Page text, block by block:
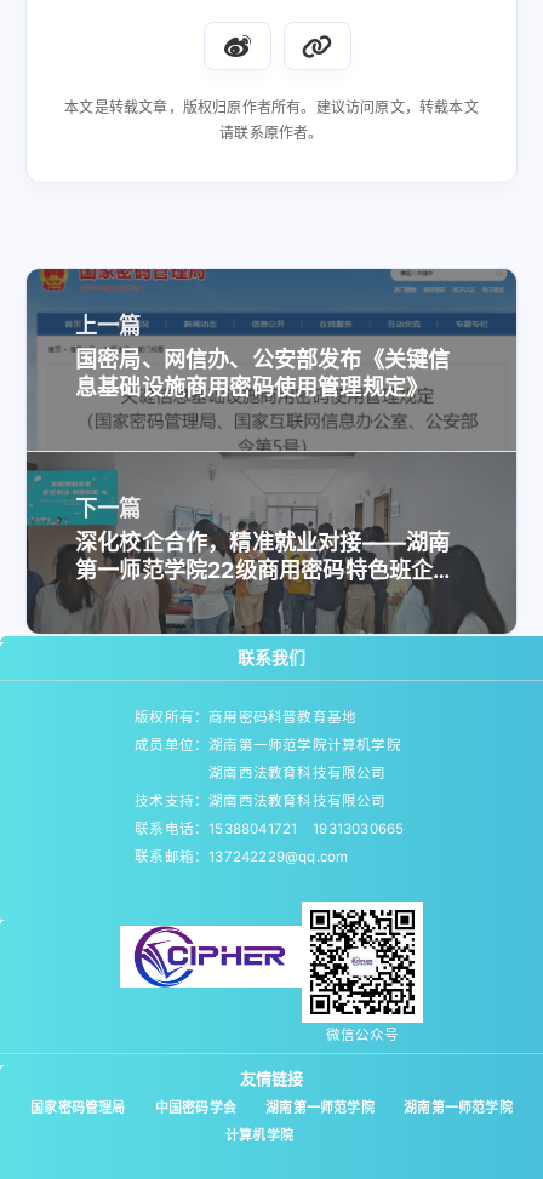
本文是转载文章，版权归原作者所有。建议访问原文，转载本文
请联系原作者。
上一篇
国密局、网信办、公安部发布《关键信
息基础设施商用密码使用管理规定》
下一篇
深化校企合作，精准就业对接——湖南
第一师范学院22级商用密码特色班企业
见面会成功举办
联系我们
版权所有：商用密码科普教育基地
成员单位：湖南第一师范学院计算机学院
湖南西法教育科技有限公司
技术支持：湖南西法教育科技有限公司
联系电话：15388041721 19313030665
联系邮箱：137242229@qq.com
微信公众号
友情链接
国家密码管理局 中国密码学会 湖南第一师范学院
湖南第一师范学院
计算机学院